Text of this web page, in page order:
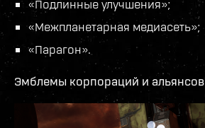
«Подлинные улучшения»;
«Межпланетарная медиасеть»;
«Парагон».
Эмблемы корпораций и альянсов